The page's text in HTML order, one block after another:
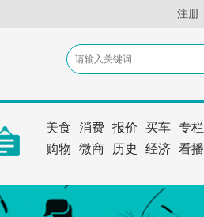
注册
美食 消费 报价 买车 专栏
购物
微商 历史 经济 看播